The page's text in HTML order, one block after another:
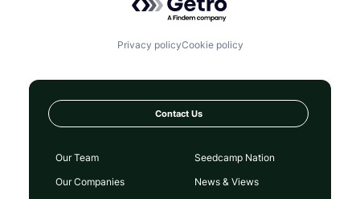
Privacy policyCookie policy
Contact Us
Our Team
Our Companies
Seedcamp Nation
News & Views